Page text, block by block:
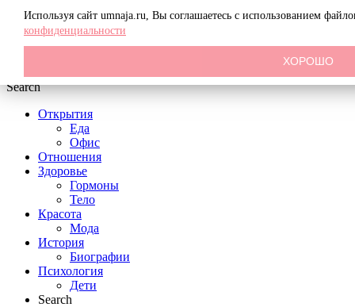
Menu
Search
Открытия
Еда
Офис
Отношения
Здоровье
Гормоны
Тело
Красота
Мода
История
Биографии
Психология
Дети
Search
Используя сайт umnaja.ru, Вы соглашаетесь с использованием
конфиденциальности
ХОРОШО